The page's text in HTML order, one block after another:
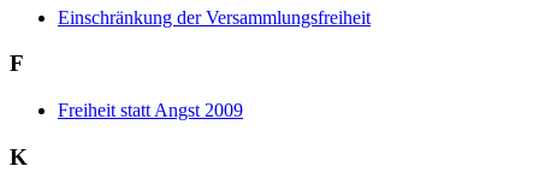
Einschränkung der Versammlungsfreiheit
F
Freiheit statt Angst 2009
K